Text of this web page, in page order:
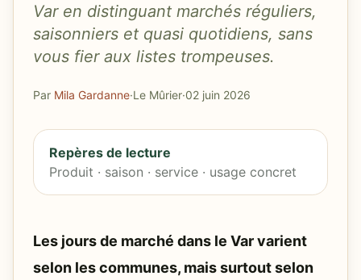
Var en distinguant marchés réguliers,
saisonniers et quasi quotidiens, sans
vous fier aux listes trompeuses.
Par Mila Gardanne·Le Mûrier·02 juin 2026
Repères de lecture
Produit · saison · service · usage concret
Les jours de marché dans le Var varient
selon les communes, mais surtout selon